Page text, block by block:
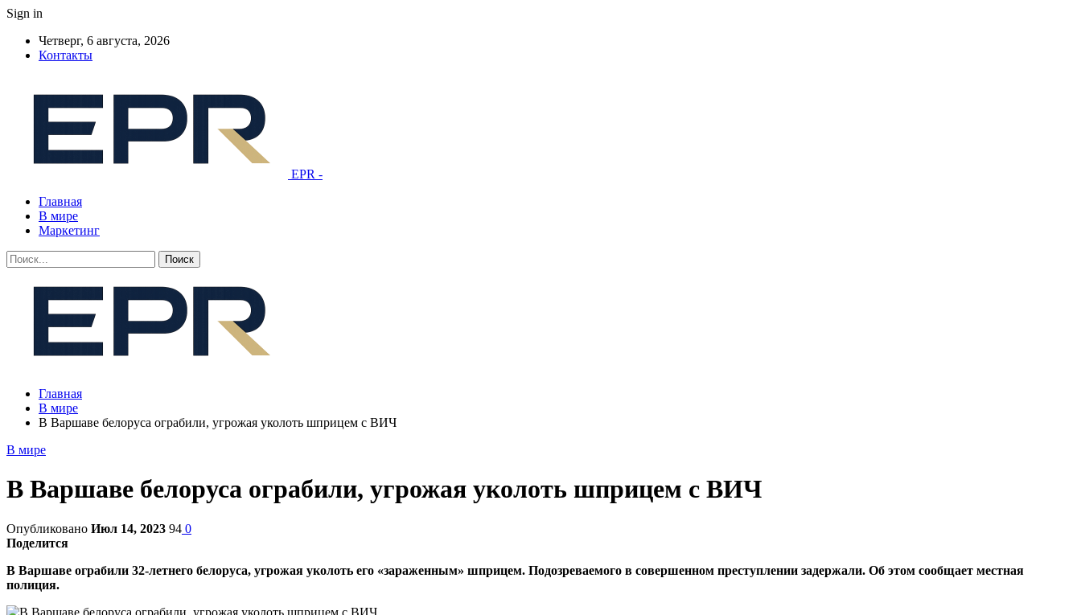
Sign in
Четверг, 6 августа, 2026
Контакты
EPR -
Главная
В мире
Маркетинг
Главная
В мире
В Варшаве белоруса ограбили, угрожая уколоть шприцем с ВИЧ
В мире
В Варшаве белоруса ограбили, угрожая уколоть шприцем с ВИЧ
Опубликовано Июл 14, 2023 94 0
Поделится
В Варшаве ограбили 32-летнего белоруса, угрожая уколоть его «зараженным» шприцем. Подозреваемого в совершенном преступлении задержали. Об этом сообщает местная
полиция.